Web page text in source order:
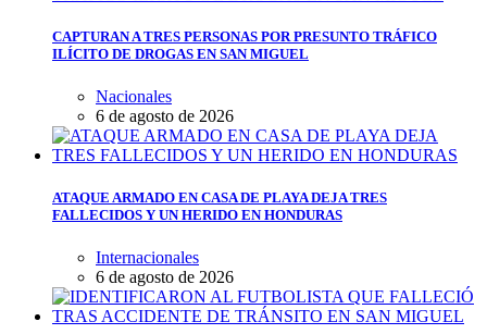
CAPTURAN A TRES PERSONAS POR PRESUNTO TRÁFICO
ILÍCITO DE DROGAS EN SAN MIGUEL
Nacionales
6 de agosto de 2026
ATAQUE ARMADO EN CASA DE PLAYA DEJA TRES
FALLECIDOS Y UN HERIDO EN HONDURAS
Internacionales
6 de agosto de 2026